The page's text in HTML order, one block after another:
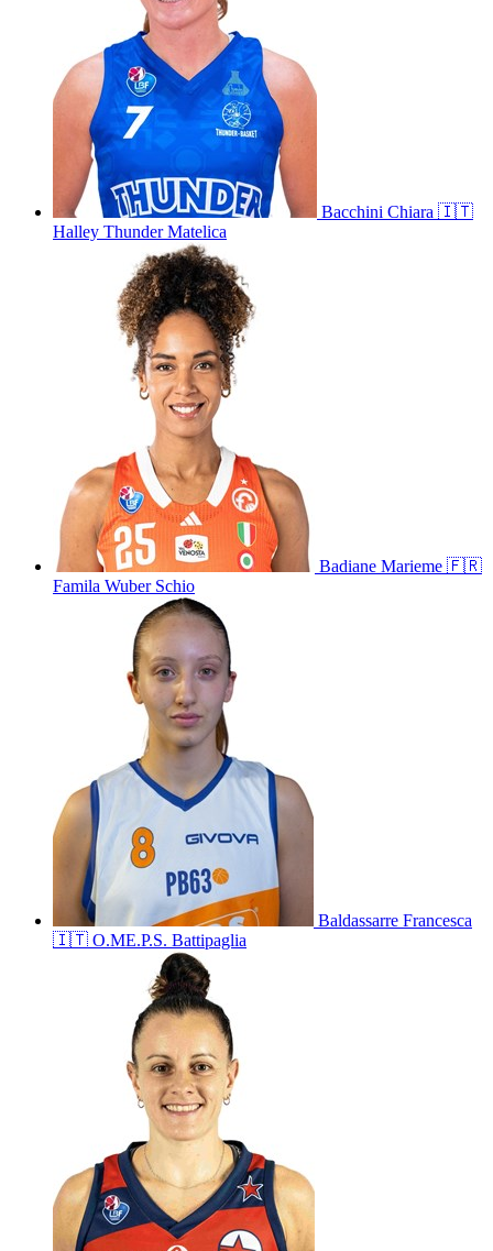
Bacchini Chiara 🇮🇹
Halley Thunder Matelica
Badiane Marieme 🇫🇷
Famila Wuber Schio
Baldassarre Francesca
🇮🇹 O.ME.P.S. Battipaglia